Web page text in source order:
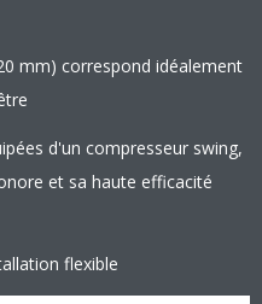
mm) correspond idéalement
d'un compresseur swing,
et sa haute efficacité
flexible